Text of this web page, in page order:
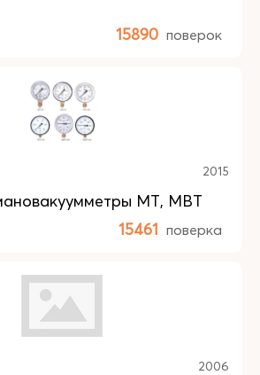
15890 поверок
2015
МТ, МВТ
15461 поверка
2006